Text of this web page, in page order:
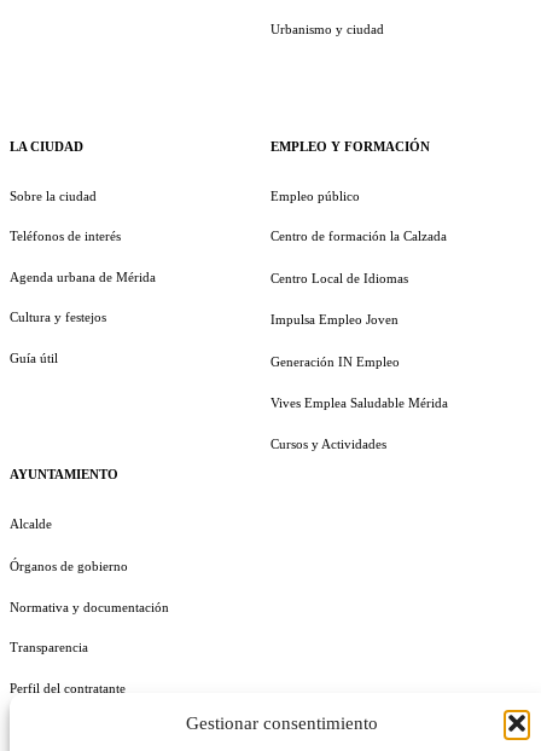
Gestionar consentimiento
LA CIUDAD
Sobre la ciudad
Teléfonos de interés
Agenda urbana de Mérida
Cultura y festejos
Guía útil
AYUNTAMIENTO
Alcalde
Órganos de gobierno
Normativa y documentación
Transparencia
Perfil del contratante
Urbanismo y ciudad
EMPLEO Y FORMACIÓN
Empleo público
Centro de formación la Calzada
Centro Local de Idiomas
Impulsa Empleo Joven
Generación IN Empleo
Vives Emplea Saludable Mérida
Cursos y Actividades